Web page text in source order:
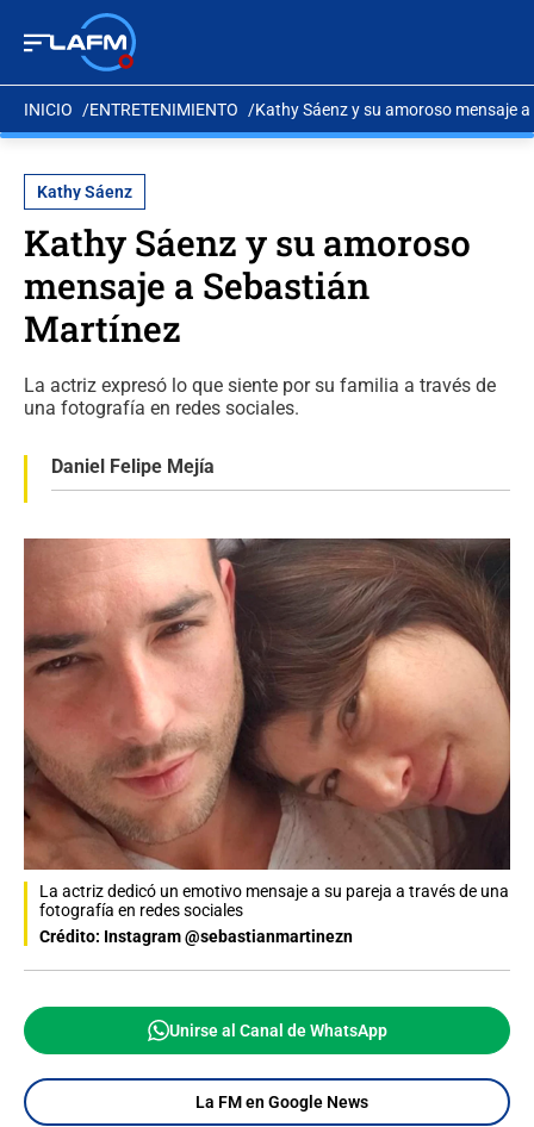
INICIO ENTRETENIMIENTO Kathy Sáenz y su amoroso mensaje
Kathy Sáenz
Kathy Sáenz y su amoroso
mensaje a Sebastián
Martínez
La actriz expresó lo que siente por su familia a través de
una fotografía en redes sociales.
Daniel Felipe Mejía
La actriz dedicó un emotivo mensaje a su pareja a través de una
fotografía en redes sociales
Crédito: Instagram @sebastianmartinezn
Unirse al Canal de WhatsApp
La FM en Google News